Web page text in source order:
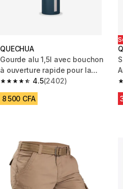
QUECHUA
Gourde alu 1,5l avec bouchon
à ouverture rapide pour la
randonnée bleu
4.5
4.5 out of 5 stars from 2402
(2402)
8 500 CFA